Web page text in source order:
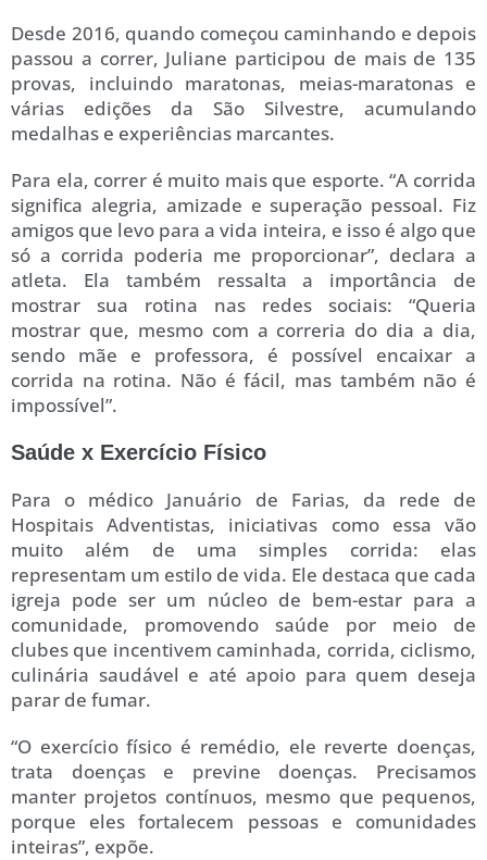
Desde 2016, quando começou caminhando e depois
passou a correr, Juliane participou de mais de 135
provas, incluindo maratonas, meias-maratonas e
várias edições da São Silvestre, acumulando
medalhas e experiências marcantes.
Para ela, correr é muito mais que esporte. “A corrida
significa alegria, amizade e superação pessoal. Fiz
amigos que levo para a vida inteira, e isso é algo que
só a corrida poderia me proporcionar”, declara a
atleta. Ela também ressalta a importância de
mostrar sua rotina nas redes sociais: “Queria
mostrar que, mesmo com a correria do dia a dia,
sendo mãe e professora, é possível encaixar a
corrida na rotina. Não é fácil, mas também não é
impossível”.
Saúde x Exercício Físico
Para o médico Januário de Farias, da rede de
Hospitais Adventistas, iniciativas como essa vão
muito além de uma simples corrida: elas
representam um estilo de vida. Ele destaca que cada
igreja pode ser um núcleo de bem-estar para a
comunidade, promovendo saúde por meio de
clubes que incentivem caminhada, corrida, ciclismo,
culinária saudável e até apoio para quem deseja
parar de fumar.
“O exercício físico é remédio, ele reverte doenças,
trata doenças e previne doenças. Precisamos
manter projetos contínuos, mesmo que pequenos,
porque eles fortalecem pessoas e comunidades
inteiras”, expõe.